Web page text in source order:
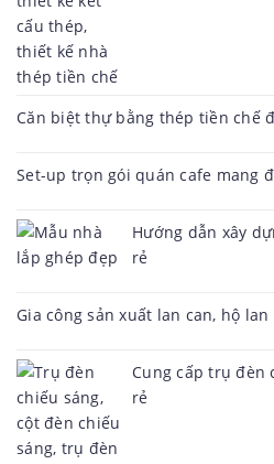
Căn biệt thự bằng thép tiền chế
Set-up trọn gói quán cafe mang
Hướng dẫn xây
rẻ
Gia công sản xuất lan can, hộ
Cung cấp trụ đèn
rẻ